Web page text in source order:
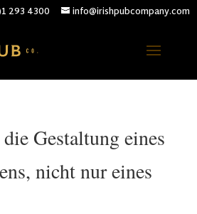
293 4300 info@irishpubcompany.com
Gestaltung eines
nicht nur eines